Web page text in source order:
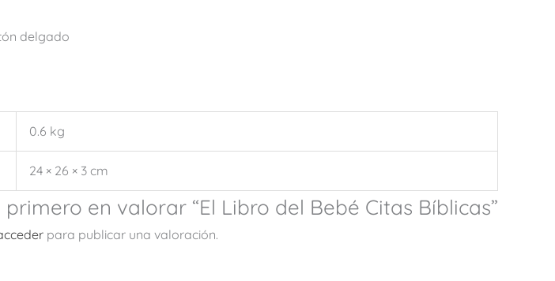
delgado
0.6 kg
24 × 26 × 3 cm
primero en valorar “El Libro del Bebé Citas Bíblicas”
para publicar una valoración.